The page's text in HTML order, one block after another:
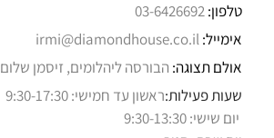
טלפון:03-6426692
אימייל:irmi@diamondhouse.co.il
אולם תצוגה: הבורסה ליהלומים, זיסמן שלום 1, רמת גן
שעות פעילות:ראשון עד חמישי: 9:30-17:30
יום שישי: 9:30-13:30